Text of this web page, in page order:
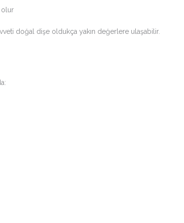
olur
doğal dişe oldukça yakın değerlere ulaşabilir.